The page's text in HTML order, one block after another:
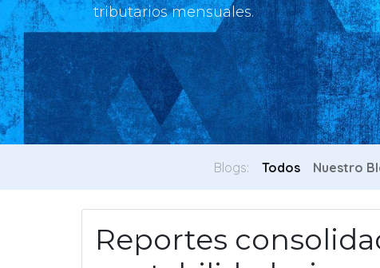
tributarios mensuales.
Blogs: Todos Nuestro
Reportes